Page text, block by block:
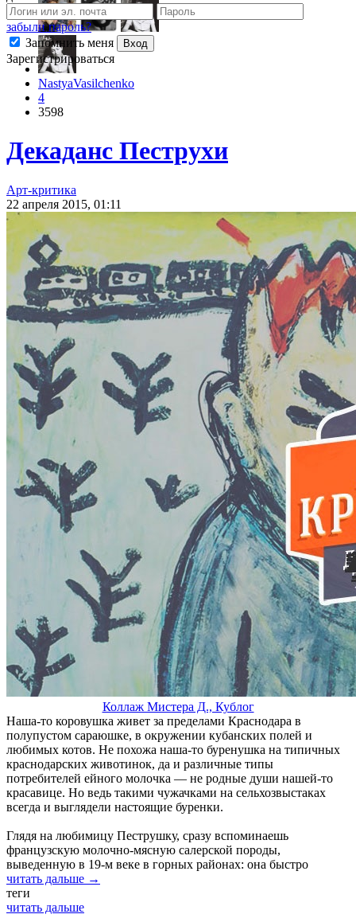
забыли пароль?
Запомнить меня
Вход
Зарегистрироваться
NastyaVasilchenko
4
3598
Декаданс Пеструхи
Арт-критика
22 апреля 2015, 01:11
Коллаж Мистера Д., Кублог
Наша-то коровушка живет за пределами Краснодара в
полупустом сараюшке, в окружении кубанских полей и
любимых котов. Не похожа наша-то буренушка на типичных
краснодарских животинок, да и различные типы
потребителей ейного молочка — не родные души нашей-то
красавице. Но ведь такими чужачками на сельхозвыстаках
всегда и выглядели настоящие буренки.
Глядя на любимицу Пеструшку, сразу вспоминаешь
французскую молочно-мясную салерской породы,
выведенную в 19-м веке в горных районах: она быстро
читать дальше →
теги
читать дальше